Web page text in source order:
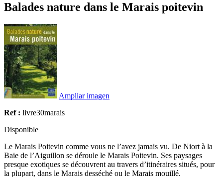
Balades nature dans le Marais poitevin
Ampliar imagen
Ref : livre30marais
Disponible
Le Marais Poitevin comme vous ne l’avez jamais vu. De Niort à la
Baie de l’Aiguillon se déroule le Marais Poitevin. Ses paysages
presque exotiques se découvrent au travers d’itinéraires situés, pour
la plupart, dans le Marais desséché ou le Marais mouillé.